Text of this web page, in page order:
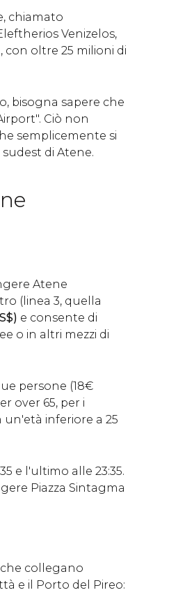
chiamato
Venizelos,
oltre 25 milioni di
bisogna sapere che
Ciò non
semplicemente si
di Atene.
Atene
(linea 3, quella
) e consente di
o in altri mezzi di
persone (18€
over 65, per i
inferiore a 25
e l'ultimo alle 23:35.
Piazza Sintagma
collegano
e il Porto del Pireo: